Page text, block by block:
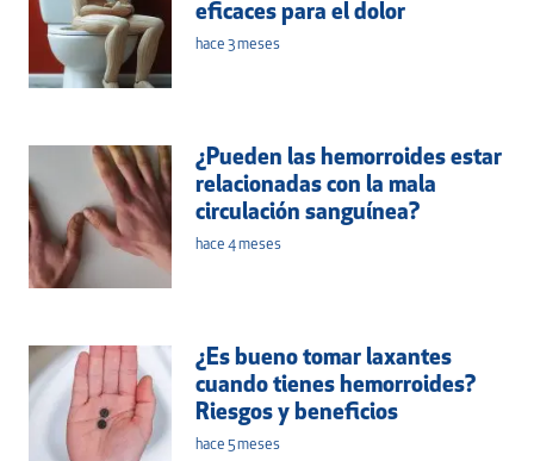
eficaces para el dolor
hace 3 meses
¿Pueden las hemorroides estar
relacionadas con la mala
circulación sanguínea?
hace 4 meses
¿Es bueno tomar laxantes
cuando tienes hemorroides?
Riesgos y beneficios
hace 5 meses